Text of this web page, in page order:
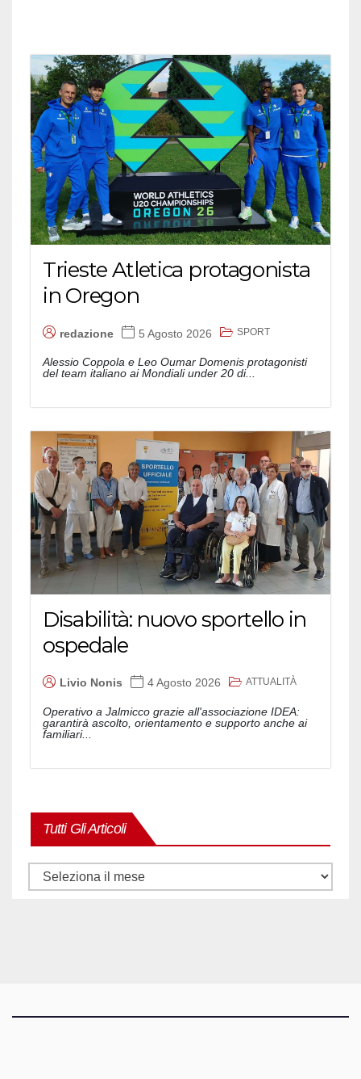
Trieste Atletica protagonista
in Oregon
redazione 5 Agosto 2026 SPORT
Alessio Coppola e Leo Oumar Domenis protagonisti
del team italiano ai Mondiali under 20 di...
Disabilità: nuovo sportello in
ospedale
Livio Nonis 4 Agosto 2026 ATTUALITÀ
Operativo a Jalmicco grazie all'associazione IDEA:
garantirà ascolto, orientamento e supporto anche ai
familiari...
Tutti Gli Articoli
Tutti